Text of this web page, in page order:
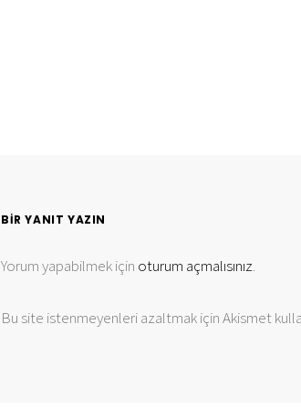
BIR YANIT YAZIN
Yorum yapabilmek için oturum açmalısınız.
Bu site istenmeyenleri azaltmak için Akismet